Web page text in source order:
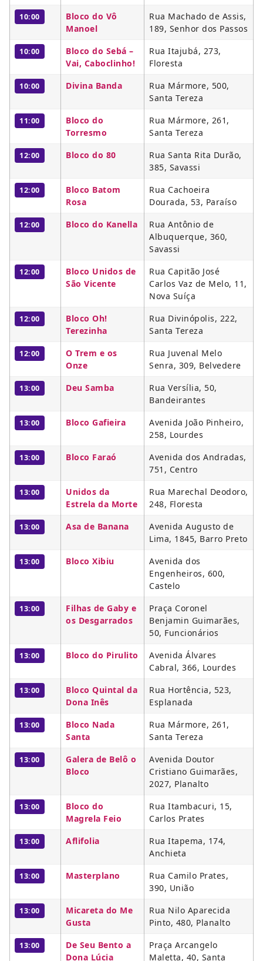
10:00
Bloco do Vô
Manoel
Rua Machado de Assis,
189, Senhor dos Passos
10:00
Bloco do Sebá –
Vai, Caboclinho!
Rua Itajubá, 273,
Floresta
10:00 Divina Banda
Rua Mármore, 500,
Santa Tereza
11:00
Bloco do
Torresmo
Rua Mármore, 261,
Santa Tereza
12:00 Bloco do 80
Rua Santa Rita Durão,
385, Savassi
12:00
Bloco Batom
Rosa
Rua Cachoeira
Dourada, 53, Paraíso
12:00 Bloco do Kanella
Rua Antônio de
Albuquerque, 360,
Savassi
12:00
Bloco Unidos de
São Vicente
Rua Capitão José
Carlos Vaz de Melo, 11,
Nova Suíça
12:00
Bloco Oh!
Terezinha
Rua Divinópolis, 222,
Santa Tereza
12:00
O Trem e os
Onze
Rua Juvenal Melo
Senra, 309, Belvedere
13:00 Deu Samba
Rua Versília, 50,
Bandeirantes
13:00 Bloco Gafieira
Avenida João Pinheiro,
258, Lourdes
13:00 Bloco Faraó
Avenida dos Andradas,
751, Centro
13:00
Unidos da
Estrela da Morte
Rua Marechal Deodoro,
248, Floresta
13:00 Asa de Banana
Avenida Augusto de
Lima, 1845, Barro Preto
13:00 Bloco Xibiu
Avenida dos
Engenheiros, 600,
Castelo
13:00
Filhas de Gaby e
os Desgarrados
Praça Coronel
Benjamin Guimarães,
50, Funcionários
13:00 Bloco do Pirulito
Avenida Álvares
Cabral, 366, Lourdes
13:00
Bloco Quintal da
Dona Inês
Rua Hortência, 523,
Esplanada
13:00
Bloco Nada
Santa
Rua Mármore, 261,
Santa Tereza
13:00
Galera de Belô o
Bloco
Avenida Doutor
Cristiano Guimarães,
2027, Planalto
13:00
Bloco do
Magrela Feio
Rua Itambacuri, 15,
Carlos Prates
13:00 Aflifolia
Rua Itapema, 174,
Anchieta
13:00 Masterplano
Rua Camilo Prates,
390, União
13:00
Micareta do Me
Gusta
Rua Nilo Aparecida
Pinto, 480, Planalto
13:00
De Seu Bento a
Dona Lúcia
Praça Arcangelo
Maletta, 40, Santa